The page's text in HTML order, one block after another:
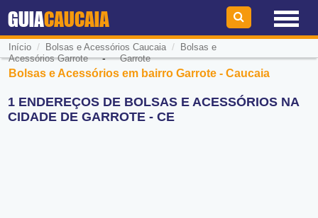
GUIACAUCAIA
Início / Bolsas e Acessórios Caucaia/
Bolsas e
Acessórios Garrote-Garrote
Bolsas e Acessórios em bairro Garrote - Caucaia
1 ENDEREÇOS DE BOLSAS E ACESSÓRIOS NA
CIDADE DE GARROTE - CE